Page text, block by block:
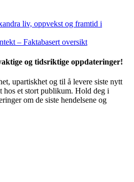
liv, oppvekst og framtid i
– Faktabasert oversikt
og tidsriktige oppdateringer!
upartiskhet og til å levere siste nytt
hos et stort publikum. Hold deg i
om de siste hendelsene og